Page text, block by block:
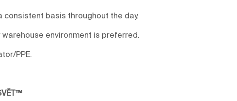
basis throughout the day.
environment is preferred.
PPE.